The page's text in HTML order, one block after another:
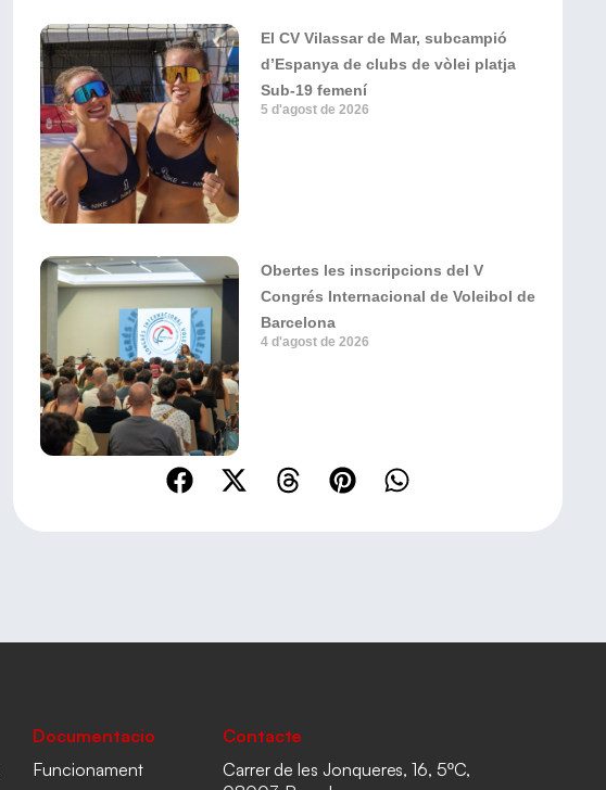
El CV Vilassar de Mar, subcampió
d’Espanya de clubs de vòlei platja
Sub-19 femení
5 d'agost de 2026
Obertes les inscripcions del V
Congrés Internacional de Voleibol de
Barcelona
4 d'agost de 2026
Documentacio
Funcionament
Contacte
Carrer de les Jonqueres, 16, 5ºC,